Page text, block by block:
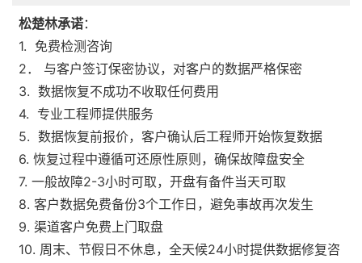
松楚林承诺：
1. 免费检测咨询
2． 与客户签订保密协议，对客户的数据严格保密
3. 数据恢复不成功不收取任何费用
4. 专业工程师提供服务
5. 数据恢复前报价，客户确认后工程师开始恢复数据
6. 恢复过程中遵循可还原性原则，确保故障盘安全
7. 一般故障2-3小时可取，开盘有备件当天可取
8. 客户数据免费备份3个工作日，避免事故再次发生
9. 渠道客户免费上门取盘
10. 周末、节假日不休息，全天候24小时提供数据修复咨